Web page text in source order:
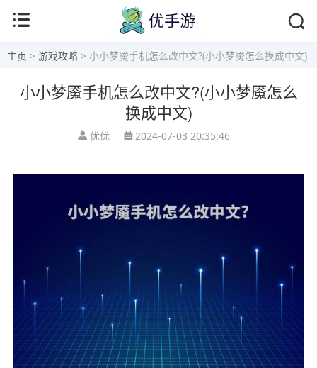
主页 > 游戏攻略 > 小小梦魇手机怎么改中文?(小小梦魇怎么换成中文)
小小梦魇手机怎么改中文?(小小梦魇怎么
换成中文)
优优 2024-07-03 20:35:46